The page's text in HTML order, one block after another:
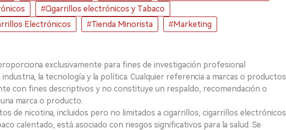
#Cigarrillos electrónicos y Tabaco
Electrónicos
#Tienda Minorista #Marketing
exclusivamente para fines de investigación profesional
industria, la tecnología y la política. Cualquier referencia a marcas o productos
con fines descriptivos y no constituye un respaldo, recomendación o
marca o producto.
de nicotina, incluidos pero no limitados a cigarrillos, cigarrillos electrónicos
calentado, está asociado con riesgos significativos para la salud. Se